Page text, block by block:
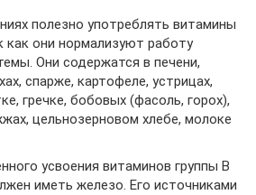
полезно употреблять витамины
как они нормализуют работу
Они содержатся в печени,
спарже, картофеле, устрицах,
гречке, бобовых (фасоль, горох),
цельнозерновом хлебе, молоке
усвоения витаминов группы В
иметь железо. Его источниками